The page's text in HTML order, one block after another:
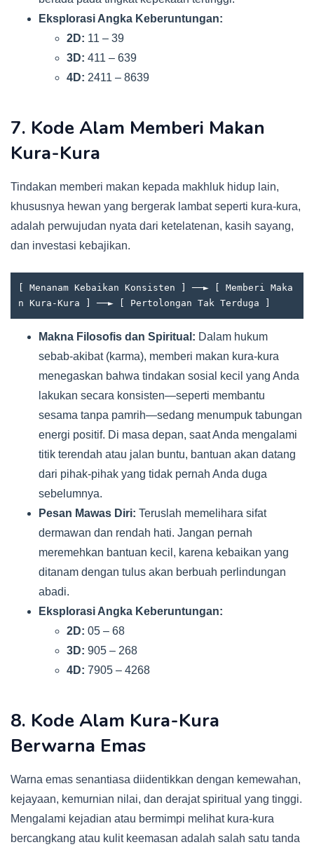
Eksplorasi Angka Keberuntungan:
2D: 11 – 39
3D: 411 – 639
4D: 2411 – 8639
7. Kode Alam Memberi Makan
Kura-Kura
Tindakan memberi makan kepada makhluk hidup lain,
khususnya hewan yang bergerak lambat seperti kura-kura,
adalah perwujudan nyata dari ketelatenan, kasih sayang,
dan investasi kebajikan.
[ Menanam Kebaikan Konsisten ] ──► [ Memberi Maka
Makna Filosofis dan Spiritual: Dalam hukum
sebab-akibat (karma), memberi makan kura-kura
menegaskan bahwa tindakan sosial kecil yang Anda
lakukan secara konsisten—seperti membantu
sesama tanpa pamrih—sedang menumpuk tabungan
energi positif. Di masa depan, saat Anda mengalami
titik terendah atau jalan buntu, bantuan akan datang
dari pihak-pihak yang tidak pernah Anda duga
sebelumnya.
Pesan Mawas Diri: Teruslah memelihara sifat
dermawan dan rendah hati. Jangan pernah
meremehkan bantuan kecil, karena kebaikan yang
ditanam dengan tulus akan berbuah perlindungan
abadi.
Eksplorasi Angka Keberuntungan:
2D: 05 – 68
3D: 905 – 268
4D: 7905 – 4268
8. Kode Alam Kura-Kura
Berwarna Emas
Warna emas senantiasa diidentikkan dengan kemewahan,
kejayaan, kemurnian nilai, dan derajat spiritual yang tinggi.
Mengalami kejadian atau bermimpi melihat kura-kura
bercangkang atau kulit keemasan adalah salah satu tanda